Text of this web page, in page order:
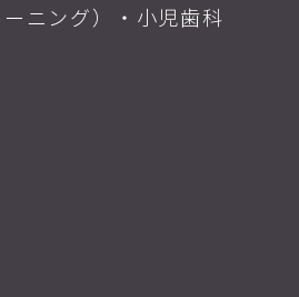
ニング）・小児歯科